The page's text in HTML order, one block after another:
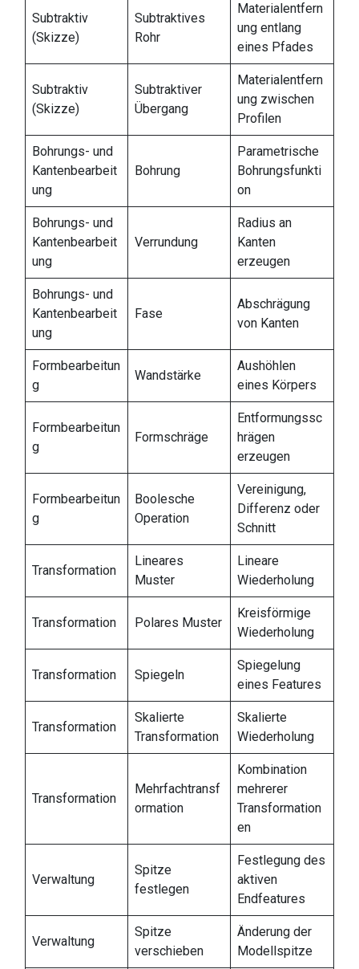
Subtraktiv
(Skizze)
Subtraktives
Rohr
Materialentfern
ung entlang
eines Pfades
Subtraktiv
(Skizze)
Subtraktiver
Übergang
Materialentfern
ung zwischen
Profilen
Bohrungs- und
Kantenbearbeit
ung
Bohrung
Parametrische
Bohrungsfunkti
on
Bohrungs- und
Kantenbearbeit
ung
Verrundung
Radius an
Kanten
erzeugen
Bohrungs- und
Kantenbearbeit
ung
Fase
Abschrägung
von Kanten
Formbearbeitun
g
Wandstärke
Aushöhlen
eines Körpers
Formbearbeitun
g
Formschräge
Entformungssc
hrägen
erzeugen
Formbearbeitun
g
Boolesche
Operation
Vereinigung,
Differenz oder
Schnitt
Transformation
Lineares
Muster
Lineare
Wiederholung
Transformation Polares Muster
Kreisförmige
Wiederholung
Transformation Spiegeln
Spiegelung
eines Features
Transformation
Skalierte
Transformation
Skalierte
Wiederholung
Transformation
Mehrfachtransf
ormation
Kombination
mehrerer
Transformation
en
Verwaltung
Spitze
festlegen
Festlegung des
aktiven
Endfeatures
Verwaltung
Spitze
verschieben
Änderung der
Modellspitze